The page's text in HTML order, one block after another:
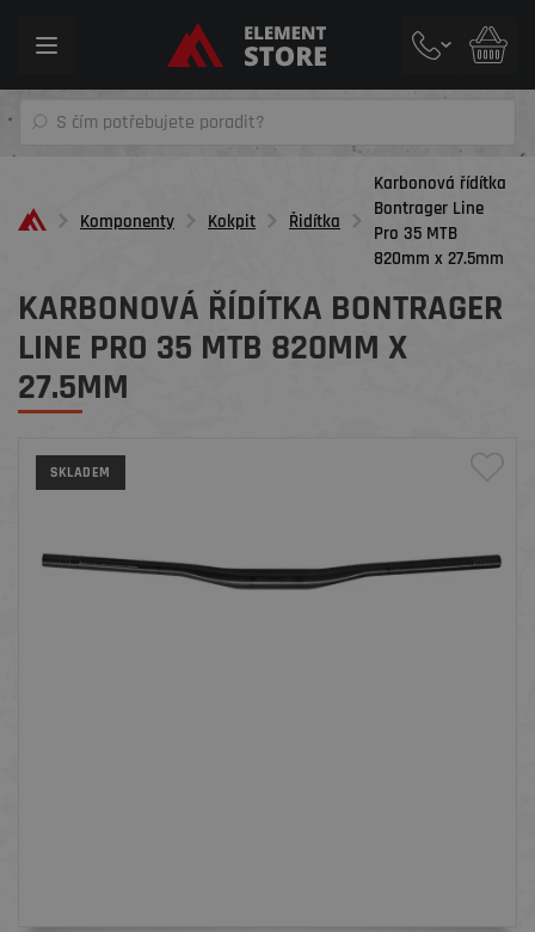
Toggle
Komponenty Kokpit Řidítka
Karbonová řídítka
Bontrager Line
Pro 35 MTB
820mm x 27.5mm
KARBONOVÁ ŘÍDÍTKA BONTRAGER
LINE PRO 35 MTB 820MM X
27.5MM
SKLADEM